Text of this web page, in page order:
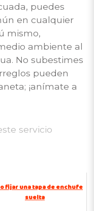
puedes
en cualquier
mismo,
ambiente al
No subestimes
pueden
¡anímate a
servicio
fijar una tapa de enchufe
suelta